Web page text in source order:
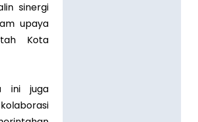
sinergi
upaya
Kota
ini juga